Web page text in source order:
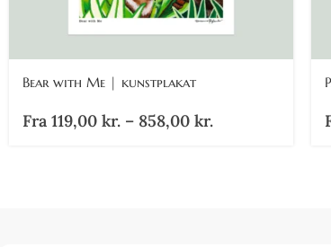
Bear with Me | kunstplakat
Fra 119,00 kr. – 858,00 kr.